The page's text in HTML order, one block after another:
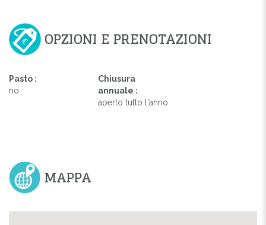
OPZIONI E PRENOTAZIONI
Pasto :
no
Chiusura
annuale :
aperto tutto l'anno
MAPPA